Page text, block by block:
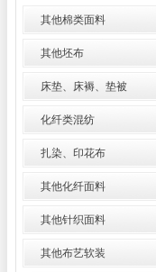
其他棉类面料
其他坯布
床垫、床褥、垫被
化纤类混纺
扎染、印花布
其他化纤面料
其他针织面料
其他布艺软装